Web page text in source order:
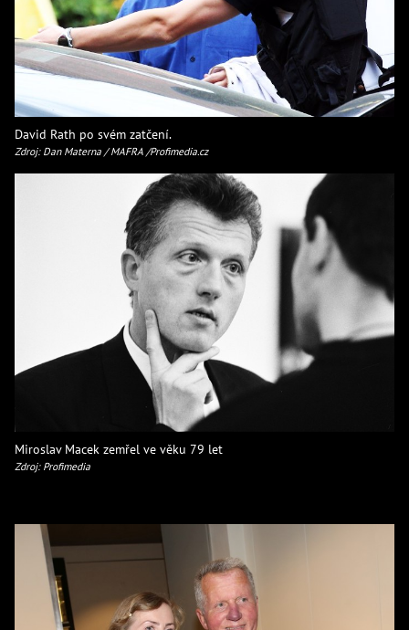
David Rath po svém zatčení.
Zdroj: Dan Materna / MAFRA /Profimedia.cz
Miroslav Macek zemřel ve věku 79 let
Zdroj: Profimedia